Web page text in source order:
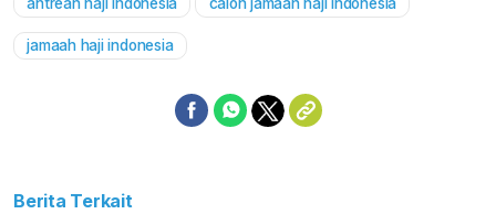
antrean haji indonesia calon jamaah haji indonesia
jamaah haji indonesia
Berita Terkait